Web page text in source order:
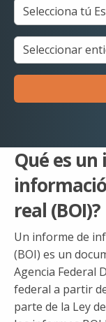
Qué es
real (BOI)?
Un informe de
(BOI) es un
Agencia Federal
federal a partir
parte de la Ley